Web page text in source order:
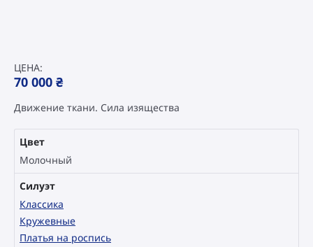
ЦЕНА:
70 000 ₴
Движение ткани. Сила изящества
Цвет
Молочный
Силуэт
Классика
Кружевные
Платья на роспись